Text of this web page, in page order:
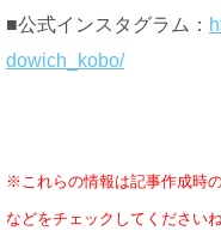
■公式インスタグラム：
dowich_kobo/
※これらの情報は記事作成時
などをチェックしてくださいね